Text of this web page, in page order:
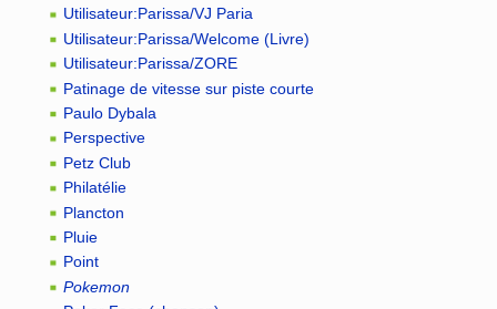
Utilisateur:Parissa/VJ Paria
Utilisateur:Parissa/Welcome (Livre)
Utilisateur:Parissa/ZORE
Patinage de vitesse sur piste courte
Paulo Dybala
Perspective
Petz Club
Philatélie
Plancton
Pluie
Point
Pokemon